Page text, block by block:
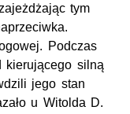
tym
Podczas
kierującego silną
jego stan
u Witolda D.